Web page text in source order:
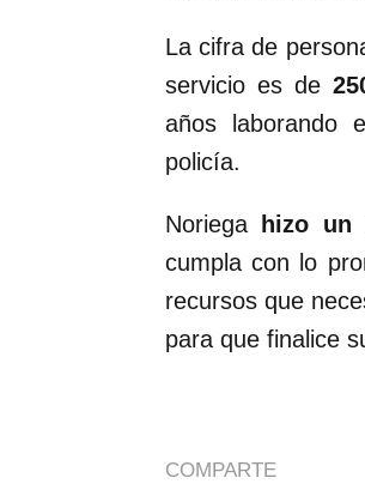
La cifra de
servicio es de
años laborando
policía.
Noriega hizo un
cumpla con lo
recursos que
para que finalice
COMPARTE